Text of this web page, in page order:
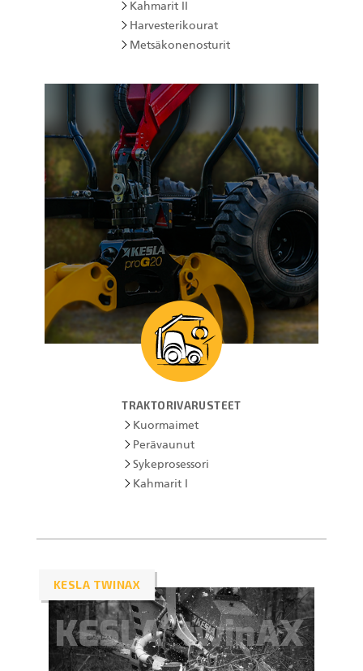
Kahmarit II
Harvesterikourat
Metsäkonenosturit
TRAKTORIVARUSTEET
Kuormaimet
Perävaunut
Sykeprosessori
Kahmarit I
KESLA TWINAX